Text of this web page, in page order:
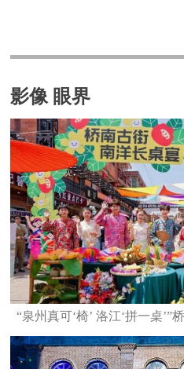
影像 眼界
“泉州真可‘椅’ 洛江‘拼一桌